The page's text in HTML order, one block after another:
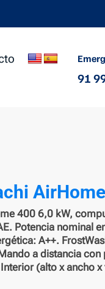
91
400 6,0 kW,
Potencia nominal
A++.
a distancia
(alto x ancho